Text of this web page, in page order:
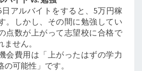
アルバイトをすると、5万円稼
。しかし、その間に勉強してい
点数が上がって志望校に合格で
せん。
会費用は「上がったはずの学力
の可能性」です。